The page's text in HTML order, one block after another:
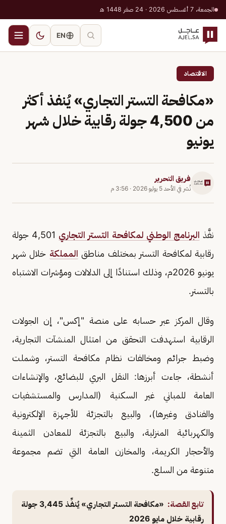
الجمعة، 7 أغسطس 2026 · 24 صفر 1448 هـ
EN
الاقتصاد
«مكافحة التستر التجاري» يُنفذ أكثر
من 4,500 جولة رقابية خلال شهر
يونيو
فريق التحرير
نُشر في الأحد 5 يوليو 2026 · 3:56 م
نفَّذ البرنامج الوطني لمكافحة التستر التجاري
4,501 جولة
رقابية لمكافحة التستر بمختلف مناطق المملكة خلال شهر
يونيو 2026م، وذلك استنادًا إلى الدلالات ومؤشرات الاشتباه
بالتستر.
وقال المركز عبر حسابه على منصة "إكس"، إن الجولات
الرقابية استهدفت التحقق من امتثال المنشآت التجارية،
وضبط جرائم ومخالفات نظام مكافحة التستر، وشملت
أنشطة، جاءت أبرزها: النقل البري للبضائع، والإنشاءات
العامة للمباني غير السكنية (المدارس والمستشفيات
والفنادق وغيرها)، والبيع بالتجزئة للأجهزة الإلكترونية
والكهربائية المنزلية، والبيع بالتجزئة للمعادن الثمينة
والأحجار الكريمة، والمخازن العامة التي تضم مجموعة
متنوعة من السلع.
تابع القصة:
«مكافحة التستر التجاري» يُنفِّذ 3,445 جولة
رقابية خلال مايو 2026